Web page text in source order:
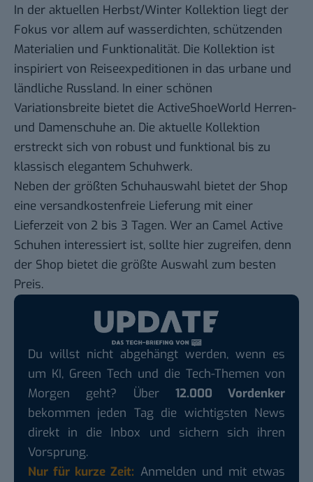
In der aktuellen Herbst/Winter Kollektion liegt der
Fokus vor allem auf wasserdichten, schützenden
Materialien und Funktionalität. Die Kollektion ist
inspiriert von Reiseexpeditionen in das urbane und
ländliche Russland. In einer schönen
Variationsbreite bietet die ActiveShoeWorld Herren-
und Damenschuhe an. Die aktuelle Kollektion
erstreckt sich von robust und funktional bis zu
klassisch elegantem Schuhwerk.
Neben der größten Schuhauswahl bietet der Shop
eine versandkostenfreie Lieferung mit einer
Lieferzeit von 2 bis 3 Tagen. Wer an Camel Active
Schuhen interessiert ist, sollte hier zugreifen, denn
der Shop bietet die größte Auswahl zum besten
Preis.
Du willst nicht abgehängt werden, wenn es
um KI, Green Tech und die Tech-Themen von
Morgen geht? Über 12.000 Vordenker
bekommen jeden Tag die wichtigsten News
direkt in die Inbox und sichern sich ihren
Vorsprung.
Nur für kurze Zeit: Anmelden und mit etwas